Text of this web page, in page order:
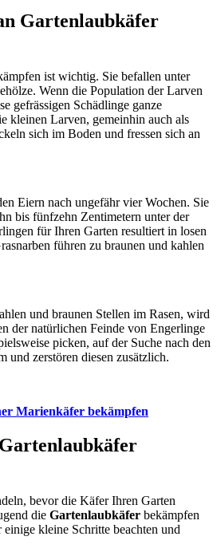
Gartenlaubkäfer
ist wichtig. Sie befallen unter
Wenn die Population der Larven
gefrässigen Schädlinge ganze
kleinen Larven, gemeinhin auch als
sich im Boden und fressen sich an
Eiern nach ungefähr vier Wochen. Sie
bis fünfzehn Zentimetern unter der
für Ihren Garten resultiert in losen
führen zu braunen und kahlen
und braunen Stellen im Rasen, wird
der natürlichen Feinde von Engerlinge
picken, auf der Suche nach den
und zerstören diesen zusätzlich.
Marienkäfer bekämpfen
bevor die Käfer Ihren Garten
die Gartenlaubkäfer bekämpfen
kleine Schritte beachten und